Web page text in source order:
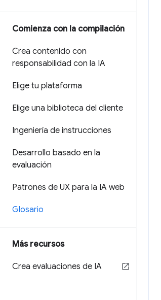
Comienza con la compilación
Crea contenido con
responsabilidad con la IA
Elige tu plataforma
Elige una biblioteca del cliente
Ingeniería de instrucciones
Desarrollo basado en la
evaluación
Patrones de UX para la IA web
Glosario
Más recursos
Crea evaluaciones de IA